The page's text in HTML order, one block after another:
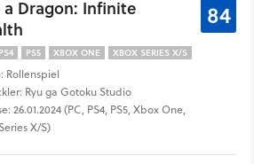
a Dragon: Infinite
PS4 PS5 XBOX ONE XBOX SERIES X/S
Rollenspiel
Ryu ga Gotoku Studio
26.01.2024 (PC, PS4, PS5, Xbox One,
X/S)
84